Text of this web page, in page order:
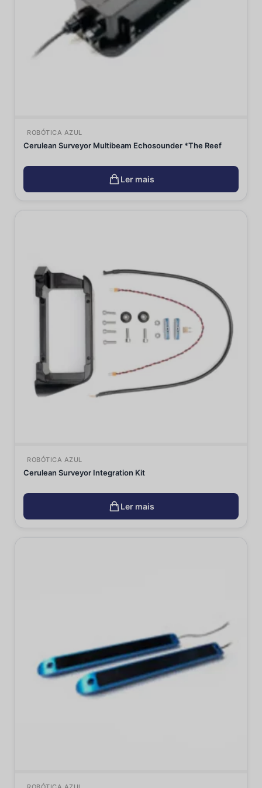
ROBÓTICA AZUL
Cerulean Surveyor Multibeam Echosounder *The Reef
Ler mais
ROBÓTICA AZUL
Cerulean Surveyor Integration Kit
Ler mais